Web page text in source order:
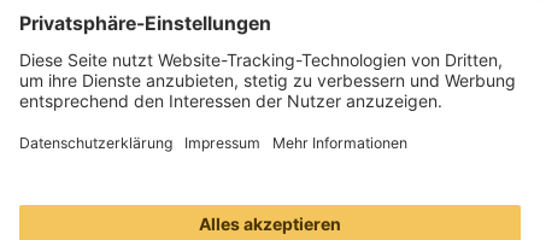
Informationen
Folge uns
Zahlungsarten
Versandmethoden